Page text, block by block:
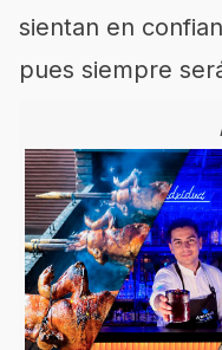
sientan en
pues siempre